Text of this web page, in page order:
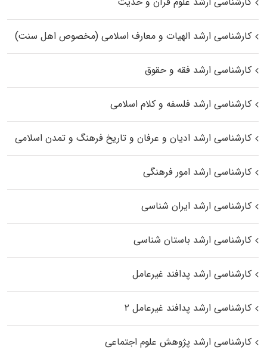
کارشناسی ارشد الهیات و معارف اسلامی (مخصوص اهل سنت)
کارشناسی ارشد فقه و حقوق
کارشناسی ارشد فلسفه و کلام اسلامی
کارشناسی ارشد ادیان و عرفان و تاریخ فرهنگ و تمدن اسلامی
کارشناسی ارشد امور فرهنگی
کارشناسی ارشد ایران شناسی
کارشناسی ارشد باستان شناسی
کارشناسی ارشد پدافند غیرعامل
کارشناسی ارشد پدافند غیرعامل ۲
کارشناسی ارشد پژوهش علوم اجتماعی